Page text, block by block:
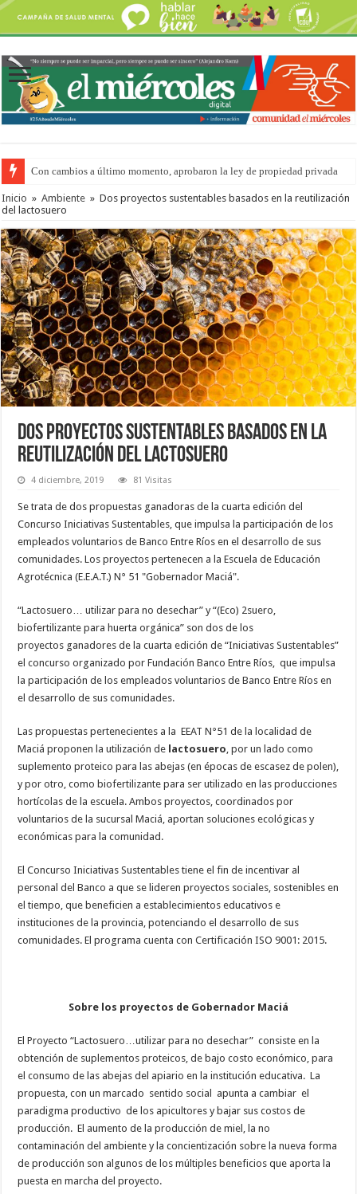
Con cambios a último momento, aprobaron la ley de propiedad privada
Inicio » Ambiente » Dos proyectos sustentables basados en la reutilización
del lactosuero
Dos proyectos sustentables basados en la
reutilización del lactosuero
4 diciembre, 2019 81 Visitas
Se trata de dos propuestas ganadoras de la cuarta edición del
Concurso Iniciativas Sustentables, que impulsa la participación de los
empleados voluntarios de Banco Entre Ríos en el desarrollo de sus
comunidades. Los proyectos pertenecen a la Escuela de Educación
Agrotécnica (E.E.A.T.) N° 51 "Gobernador Maciá".
“Lactosuero… utilizar para no desechar” y “(Eco) 2suero,
biofertilizante para huerta orgánica” son dos de los
proyectos ganadores de la cuarta edición de “Iniciativas Sustentables”
el concurso organizado por Fundación Banco Entre Ríos, que impulsa
la participación de los empleados voluntarios de Banco Entre Ríos en
el desarrollo de sus comunidades.
Las propuestas pertenecientes a la EEAT N°51 de la localidad de
Maciá proponen la utilización de lactosuero , por un lado como
suplemento proteico para las abejas (en épocas de escasez de polen),
y por otro, como biofertilizante para ser utilizado en las producciones
hortícolas de la escuela. Ambos proyectos, coordinados por
voluntarios de la sucursal Maciá, aportan soluciones ecológicas y
económicas para la comunidad.
El Concurso Iniciativas Sustentables tiene el fin de incentivar al
personal del Banco a que se lideren proyectos sociales, sostenibles en
el tiempo, que beneficien a establecimientos educativos e
instituciones de la provincia, potenciando el desarrollo de sus
comunidades. El programa cuenta con Certificación ISO 9001: 2015.
Sobre los proyectos de Gobernador Maciá
El Proyecto “Lactosuero…utilizar para no desechar” consiste en la
obtención de suplementos proteicos, de bajo costo económico, para
el consumo de las abejas del apiario en la institución educativa. La
propuesta, con un marcado sentido social apunta a cambiar el
paradigma productivo de los apicultores y bajar sus costos de
producción. El aumento de la producción de miel, la no
contaminación del ambiente y la concientización sobre la nueva forma
de producción son algunos de los múltiples beneficios que aporta la
puesta en marcha del proyecto.